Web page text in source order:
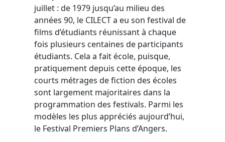
juillet : de 1979 jusqu’au milieu des
années 90, le CILECT a eu son festival de
films d’étudiants réunissant à chaque
fois plusieurs centaines de participants
étudiants. Cela a fait école, puisque,
pratiquement depuis cette époque, les
courts métrages de fiction des écoles
sont largement majoritaires dans la
programmation des festivals. Parmi les
modèles les plus appréciés aujourd’hui,
le Festival Premiers Plans d’Angers.